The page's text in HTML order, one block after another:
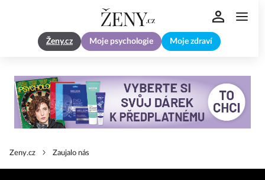
Ženy.cz Moje psychologie Moje zdraví
Zeny.cz Zaujalo nás